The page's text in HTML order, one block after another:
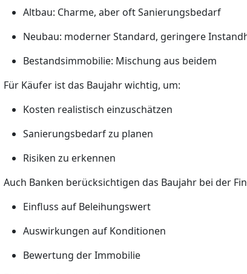
Altbau: Charme, aber oft Sanierungsbedarf
Neubau: moderner Standard, geringere
Bestandsimmobilie: Mischung aus beidem
Für Käufer ist das Baujahr wichtig, um:
Kosten realistisch einzuschätzen
Sanierungsbedarf zu planen
Risiken zu erkennen
Auch Banken berücksichtigen das Baujahr bei der
Einfluss auf Beleihungswert
Auswirkungen auf Konditionen
Bewertung der Immobilie